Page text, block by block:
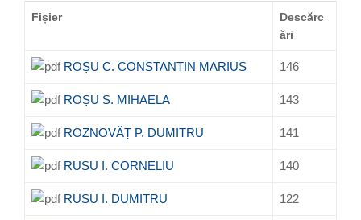
Fișier
Descărc
ări
ROȘU C. CONSTANTIN MARIUS 146
ROȘU S. MIHAELA 143
ROZNOVĂȚ P. DUMITRU 141
RUSU I. CORNELIU 140
RUSU I. DUMITRU 122